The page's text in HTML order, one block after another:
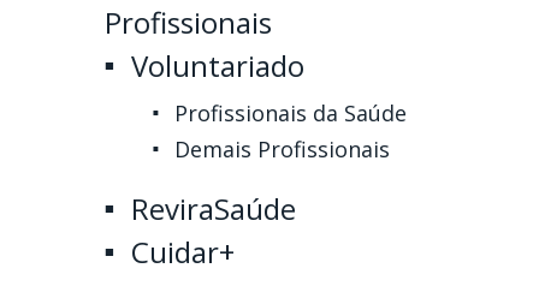
Profissionais
Voluntariado
Profissionais da Saúde
Demais Profissionais
ReviraSaúde
Cuidar+